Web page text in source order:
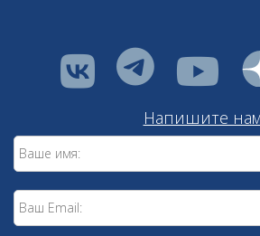
vkontakte
Напишите нам